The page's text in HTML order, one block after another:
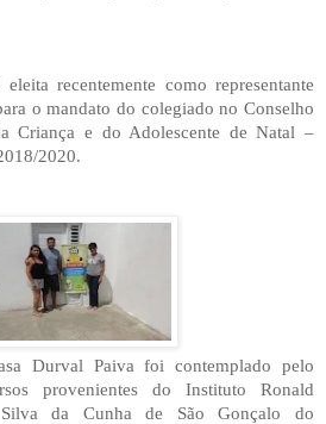
recentemente como representante
o mandato do colegiado no Conselho
Criança e do Adolescente de Natal –
2020.
Durval Paiva foi contemplado pelo
provenientes do Instituto Ronald
da Cunha de São Gonçalo do